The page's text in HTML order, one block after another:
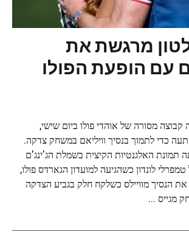
מרגשת את
עם הופעת הפולו
קבוצה מסורה של אוהדי פולו ביום שישי,
כדי לתמוך בנסיך וויליאם במשחק צדקה.
תמונת האלגנטיות הקיצית בשמלת הג'ינג'ם
לונדון כשהגיעה למועדון הגארדס פולו,
את הנסיך מוויילס כשלקח חלק בגביע הצדקה
מגייס ...